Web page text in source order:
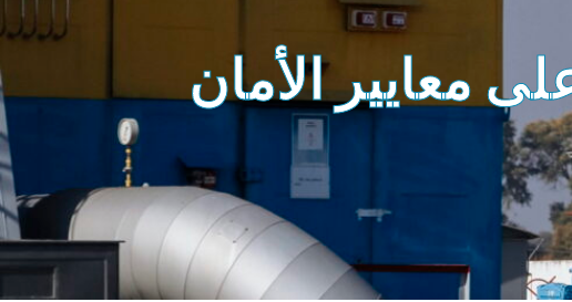
معايير الأمان